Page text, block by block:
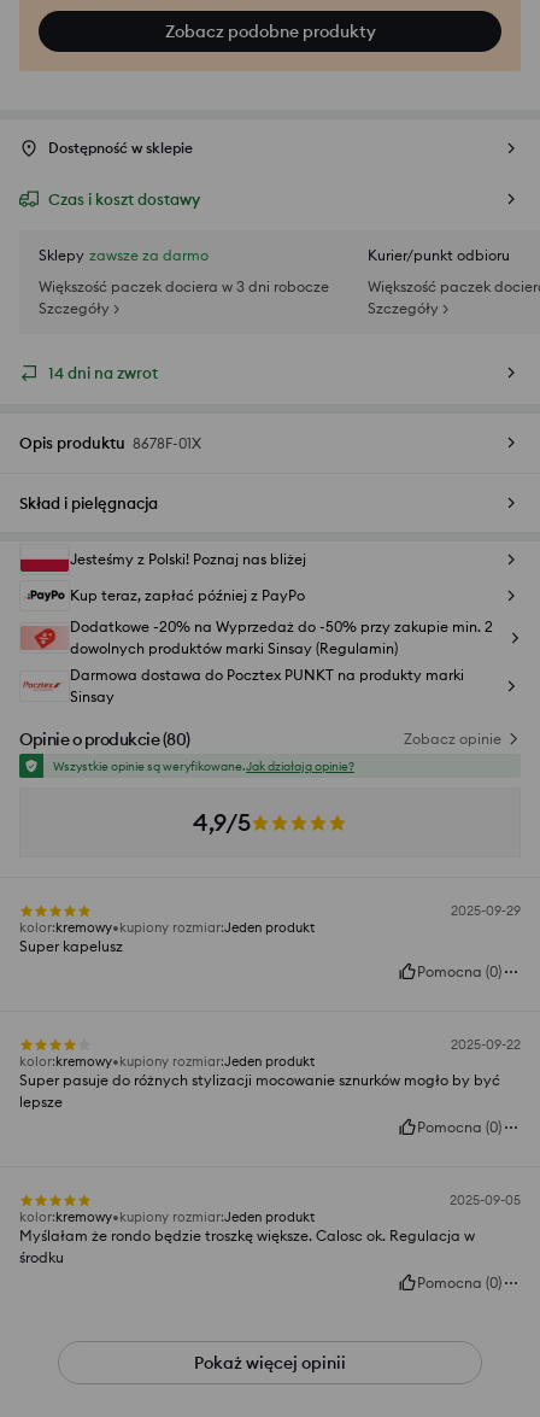
Zobacz podobne produkty
Dostępność w sklepie
Czas i koszt dostawy
Sklepy zawsze za darmo
Większość paczek dociera w 3 dni robocze
Szczegóły >
Kurier/punkt odbioru
Większość paczek
Szczegóły >
14 dni na zwrot
Opis produktu 8678F-01X
Skład i pielęgnacja
Jesteśmy z Polski! Poznaj nas bliżej
Kup teraz, zapłać później z PayPo
Dodatkowe -20% na Wyprzedaż do -50% przy zakupie min. 2
dowolnych produktów marki Sinsay (Regulamin)
Darmowa dostawa do Pocztex PUNKT na produkty marki
Sinsay
Opinie o produkcie(80) Zobacz opinie
Wszystkie opinie są weryfikowane.Jak działają opinie?
4,9/5
2025-09-29
kolor:kremowy kupiony rozmiar:Jeden produkt
Super kapelusz
Pomocna (0)
2025-09-22
kolor:kremowy kupiony rozmiar:Jeden produkt
Super pasuje do różnych stylizacji mocowanie sznurków mogło by być
lepsze
Pomocna (0)
2025-09-05
kolor:kremowy kupiony rozmiar:Jeden produkt
Myślałam że rondo będzie troszkę większe. Calosc ok. Regulacja w
środku
Pomocna (0)
Pokaż więcej opinii